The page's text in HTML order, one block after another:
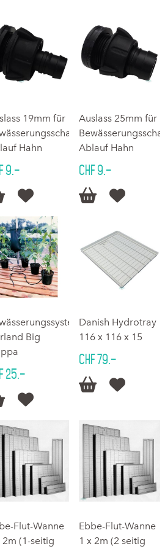
19mm für
Hahn
9.–

Auslass 25mm für
Ablauf Hahn
CHF 9.–
 
Big
25.–

Danish Hydrotray
116 x 116 x 15
CHF 79.–
 
Flut-Wanne
2m (1-seitig
Ebbe-Flut-Wanne
1 x 2m (2 seitig